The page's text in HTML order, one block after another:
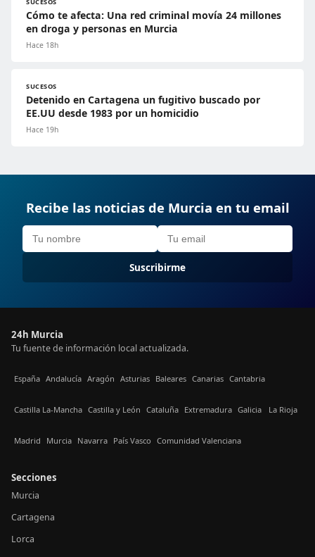
Cómo te afecta: Una red criminal movía 24 millones
en droga y personas en Murcia
Hace 18h
SUCESOS
Detenido en Cartagena un fugitivo buscado por
EE.UU desde 1983 por un homicidio
Hace 19h
Recibe las noticias de Murcia en tu email
Suscribirme
24h Murcia
Tu fuente de información local actualizada.
España Andalucía Aragón Asturias Baleares Canarias Cantabria
Castilla La-Mancha Castilla y León Cataluña Extremadura Galicia La Rioja
Madrid Murcia Navarra País Vasco Comunidad Valenciana
Secciones
Murcia
Cartagena
Lorca